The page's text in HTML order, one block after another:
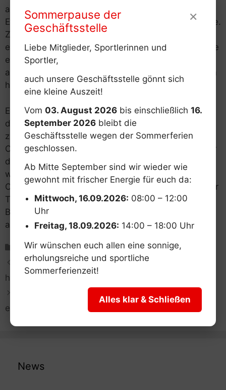
aus. Erstmals kam Neuzugang Sascha Roeder zum
Einsatz, der auch gleich einen Einzelsieg beisteuerte.
Zudem siegte noch Uwe Justkowiak einmal. Da
einige enge Partien verloren wurden, stand am Ende
eine 2:8-Niederlage, die letztendlich zu hoch
ausgefallen ist. Die Truppe steckt somit weiterhin im
hinteren Tabellendrittel fest.
Eine ausgeglichene Bilanz erreichten die Herren 4 in
drei Punktspielen der Bezirksklasse D. 5:5 hieß es
zum Rückrundenauftakt beim TSV Kraftisried 4.
Chancenlos war der TSV Ebersbach 3, der mit einer
deutlichen 1:9-Packung nach Hause geschickt
wurde. Das vordere Paarkreuz des Topfavoriten SV
Oberostendorf war zu stark für den TVK. Trotz guter
Teamleistung unterlag man mit 3:7. Die bisherige
Bilanz von 15:5 Punkten ist dennoch recht
ansehnlich.
Kategorien
Tischtennis
Fechten. Zaid Abu Obaid und Yassin Rawash
holen Gold und Silber
Fechten. Kaufbeurer Nachwuchsfechter
eilen zum nächsten Erfolg
News
×
Sommerpause der
Geschäftsstelle
Liebe Mitglieder, Sportlerinnen und
Sportler,
auch unsere Geschäftsstelle gönnt sich
eine kleine Auszeit!
Vom 03. August 2026 bis einschließlich 16.
September 2026 bleibt die
Geschäftsstelle wegen der Sommerferien
geschlossen.
Ab Mitte September sind wir wieder wie
gewohnt mit frischer Energie für euch da:
Mittwoch, 16.09.2026: 08:00 – 12:00
Uhr
Freitag, 18.09.2026: 14:00 – 18:00 Uhr
Wir wünschen euch allen eine sonnige,
erholungsreiche und sportliche
Sommerferienzeit!
Alles klar & Schließen